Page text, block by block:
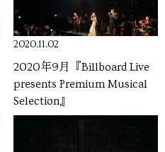
2020.11.02
2020年9月『Billboard Live
presents Premium Musical
Selection』